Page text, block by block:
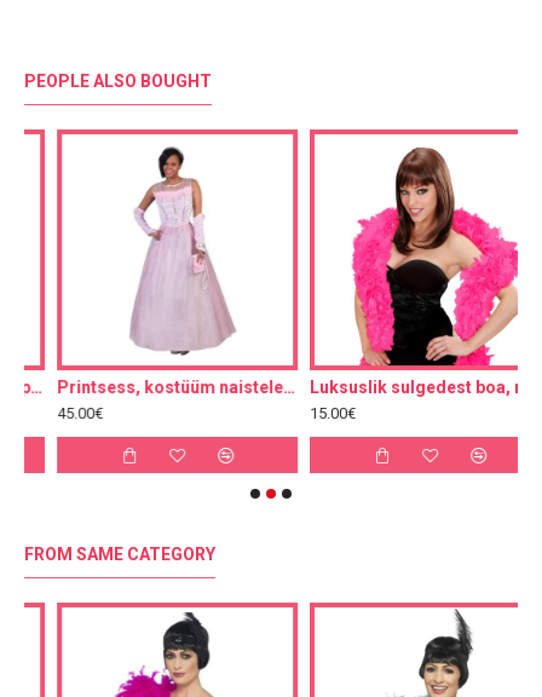
PEOPLE ALSO BOUGHT
Printsess, kostüüm naistele, 40-42
45.00€
Luksuslik sulgedest boa, roosa
15.00€
FROM SAME CATEGORY